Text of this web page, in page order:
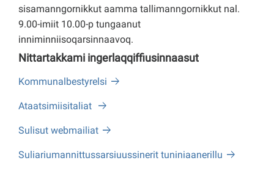
sisamanngornikkut aamma tallimanngornikkut nal.
9.00-imiit 10.00-p tungaanut
inniminniisoqarsinnaavoq.
Nittartakkami ingerlaqqiffiusinnaasut
Kommunalbestyrelsi
Ataatsimiisitaliat
Sulisut webmailiat
Suliariumannittussarsiuussinerit tuniniaanerillu